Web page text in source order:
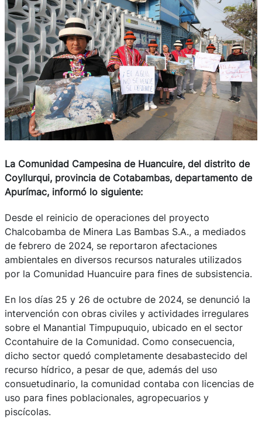
La Comunidad Campesina de Huancuire, del distrito de
Coyllurqui, provincia de Cotabambas, departamento de
Apurímac, informó lo siguiente:
Desde el reinicio de operaciones del proyecto
Chalcobamba de Minera Las Bambas S.A., a mediados
de febrero de 2024, se reportaron afectaciones
ambientales en diversos recursos naturales utilizados
por la Comunidad Huancuire para fines de subsistencia.
En los días 25 y 26 de octubre de 2024, se denunció la
intervención con obras civiles y actividades irregulares
sobre el Manantial Timpupuquio, ubicado en el sector
Ccontahuire de la Comunidad. Como consecuencia,
dicho sector quedó completamente desabastecido del
recurso hídrico, a pesar de que, además del uso
consuetudinario, la comunidad contaba con licencias de
uso para fines poblacionales, agropecuarios y
piscícolas.